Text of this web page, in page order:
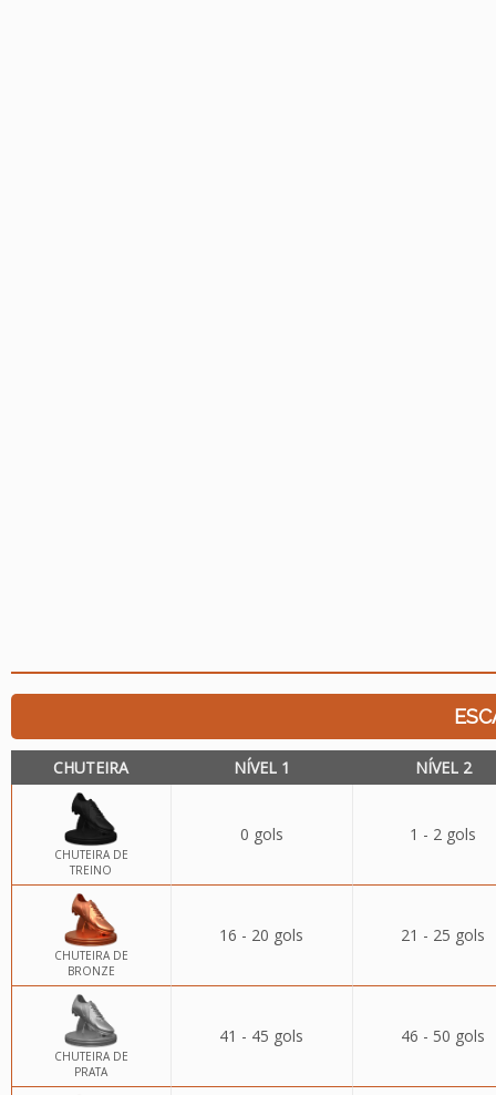
CHUTEIRA NÍVEL 1 NÍVEL 2
CHUTEIRA DE
TREINO
0 gols 1 - 2 gols
CHUTEIRA DE
BRONZE
16 - 20 gols 21 - 25 gols
CHUTEIRA DE
PRATA
41 - 45 gols 46 - 50 gols